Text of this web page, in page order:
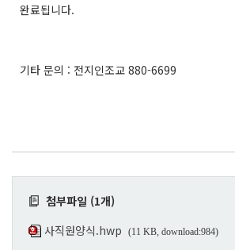
완료됩니다.
기타 문의 : 전지인조교 880-6699
첨부파일 (1개)
사직원양식.hwp
(11 KB, download:984)